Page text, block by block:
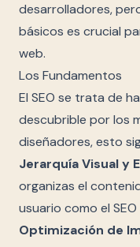
desarrolladores,
básicos es crucial
web.
Los Fundamentos
El SEO se trata de
descubrible por los
diseñadores, esto
Jerarquía Visual y
organizas el
usuario como el SEO
Optimización de